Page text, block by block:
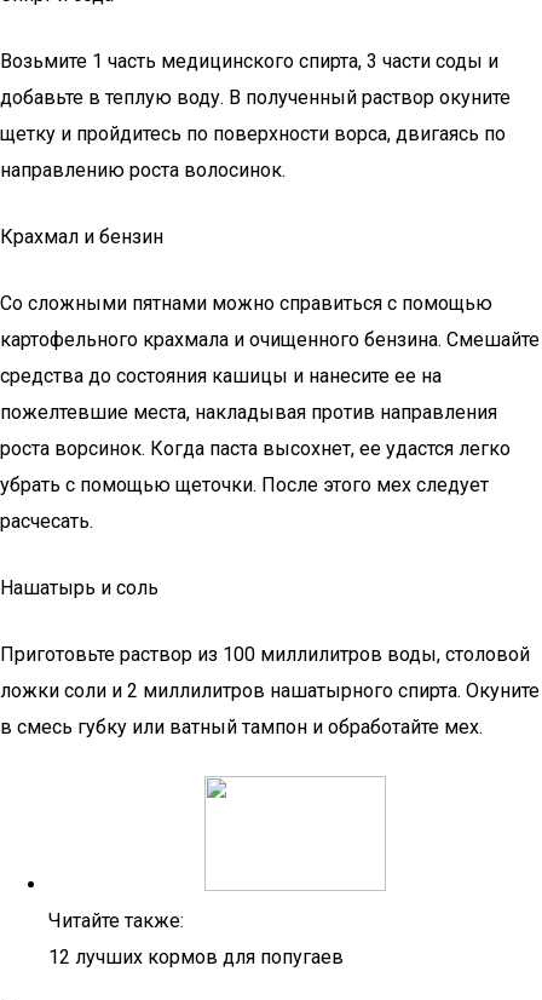
Возьмите 1 часть медицинского спирта, 3 части соды и
добавьте в теплую воду. В полученный раствор окуните
щетку и пройдитесь по поверхности ворса, двигаясь по
направлению роста волосинок.
Крахмал и бензин
Со сложными пятнами можно справиться с помощью
картофельного крахмала и очищенного бензина. Смешайте
средства до состояния кашицы и нанесите ее на
пожелтевшие места, накладывая против направления
роста ворсинок. Когда паста высохнет, ее удастся легко
убрать с помощью щеточки. После этого мех следует
расчесать.
Нашатырь и соль
Приготовьте раствор из 100 миллилитров воды, столовой
ложки соли и 2 миллилитров нашатырного спирта. Окуните
в смесь губку или ватный тампон и обработайте мех.
Читайте также:
12 лучших кормов для попугаев